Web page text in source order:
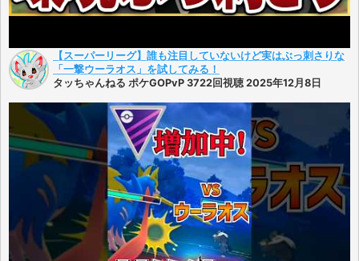
【スーパーリーグ】誰も注目していないけど実はぶっ刺さりな
「一撃ウーラオス」を試してみる！
タッちゃんねる ポケGOPvP 3722回視聴 2025年12月8日